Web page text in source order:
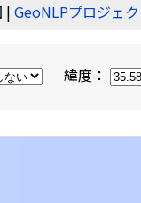
| GeoNLPプロジェ
緯度：